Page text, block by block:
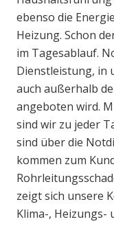
ebenso die
Heizung. Schon
im Tagesablauf.
Dienstleistung, in
auch außerhalb
angeboten wird.
sind wir zu jeder
sind über die
kommen zum
zeigt sich unsere
Klima-, Heizungs-